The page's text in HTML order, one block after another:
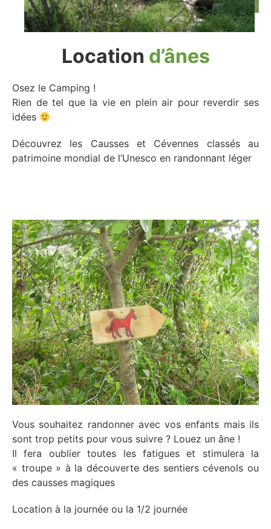
Location d’ânes
Osez le Camping !
Rien de tel que la vie en plein air pour reverdir ses
idées
Découvrez les Causses et Cévennes classés au
patrimoine mondial de l’Unesco en randonnant léger
Vous souhaitez randonner avec vos enfants mais ils
sont trop petits pour vous suivre ? Louez un âne !
Il fera oublier toutes les fatigues et stimulera la
« troupe » à la découverte des sentiers cévenols ou
des causses magiques
Location à la journée ou la 1/2 journée